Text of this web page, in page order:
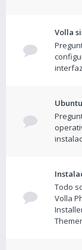
Volla
Todo
Volla